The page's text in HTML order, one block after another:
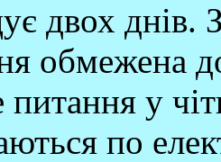
двох днів.
обмежена
питання у
по